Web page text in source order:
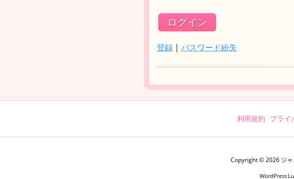
登録| パスワード紛失
利用規約 プライ
Copyright ©2026 ジ
WordPress